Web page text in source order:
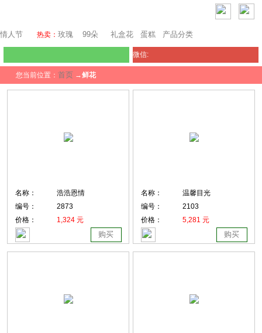
情人节 热卖： 玫瑰 99朵 礼盒花 蛋糕 产品分类
微信:
您当前位置： 首页 →鲜花
名称：
浩浩恩情
编号：
2873
价格：
1,324 元
购买
名称：
温馨目光
编号：
2103
价格：
5,281 元
购买